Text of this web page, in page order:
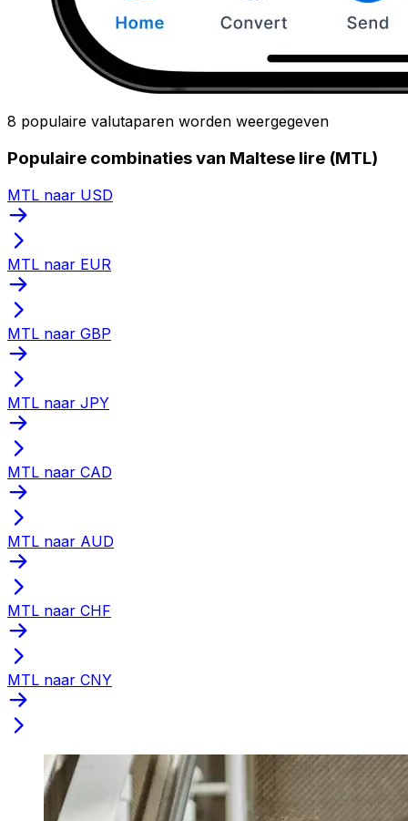
8 populaire valutaparen worden weergegeven
Populaire combinaties van Maltese lire (MTL)
MTL naar USD
MTL naar EUR
MTL naar GBP
MTL naar JPY
MTL naar CAD
MTL naar AUD
MTL naar CHF
MTL naar CNY